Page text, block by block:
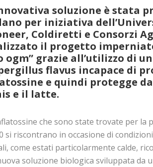
soluzione è stata
per iniziativa
Coldiretti e Consorzi
il progetto
ogm” grazie all’utilizzo di
flavus incapace di
e quindi protegge
e il latte.
che sono state trovate per la
si riscontrano in occasione di
come estati particolarmente calde,
soluzione biologica sviluppata da